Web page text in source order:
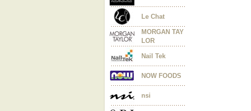
Le Chat
MORGAN TAY
LOR
Nail Tek
NOW FOODS
nsi